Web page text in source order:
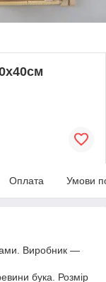
Оплата Умови
Виробник —
бука. Розмір